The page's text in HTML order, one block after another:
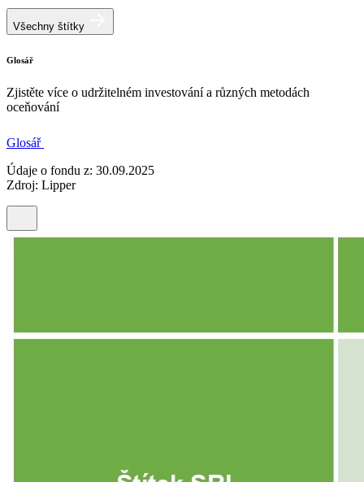
Všechny štítky
Glosář
Zjistěte více o udržitelném investování a různých metodách
oceňování
Glosář
Údaje o fondu z: 30.09.2025
Zdroj: Lipper